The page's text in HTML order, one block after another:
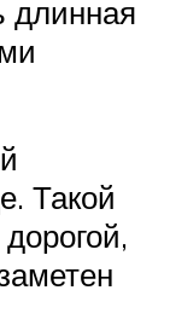
длинная
Такой